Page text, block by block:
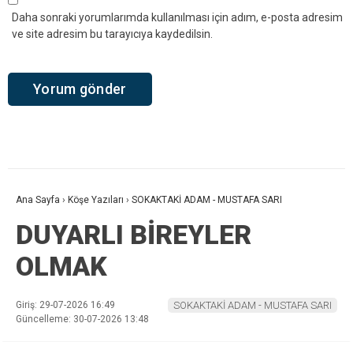
Daha sonraki yorumlarımda kullanılması için adım, e-posta adresim
ve site adresim bu tarayıcıya kaydedilsin.
Ana Sayfa › Köşe Yazıları › SOKAKTAKİ ADAM - MUSTAFA SARI
DUYARLI BİREYLER
OLMAK
Giriş: 29-07-2026 16:49
Güncelleme: 30-07-2026 13:48
SOKAKTAKİ ADAM - MUSTAFA SARI